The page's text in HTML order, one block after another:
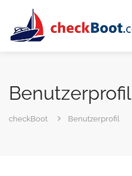
Benutzerprofil
checkBoot Benutzerprofil